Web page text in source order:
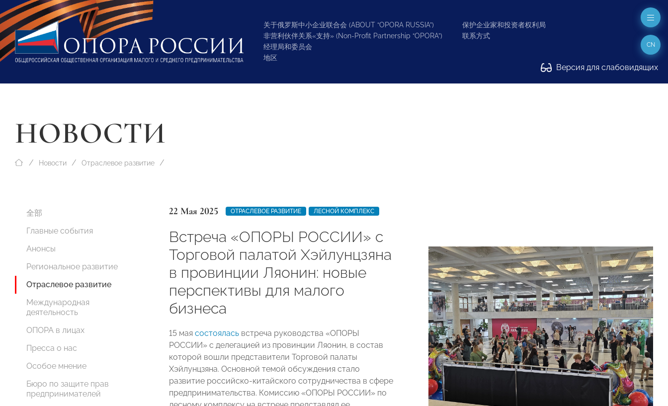
关于俄罗斯中小企业联合会 (ABOUT “OPORA RUSSIA”)
非营利伙伴关系«支持» (Non-Profit Partnership “OPORA”)
经理局和委员会
地区
保护企业家和投资者权利局
联系方式
Версия для слабовидящих
CN
НОВОСТИ
Новости Отраслевое развитие
全部
Главные события
Анонсы
Региональное развитие
Отраслевое развитие
Международная
деятельность
ОПОРА в лицах
Пресса о нас
Особое мнение
Бюро по защите прав
предпринимателей
22 Мая 2025 ОТРАСЛЕВОЕ РАЗВИТИЕ ЛЕСНОЙ КОМПЛЕКС
Встреча «ОПОРЫ РОССИИ» с
Торговой палатой Хэйлунцзяна
в провинции Ляонин: новые
перспективы для малого
бизнеса
15 мая состоялась встреча руководства «ОПОРЫ
РОССИИ» с делегацией из провинции Ляонин, в состав
которой вошли представители Торговой палаты
Хэйлунцзяна. Основной темой обсуждения стало
развитие российско-китайского сотрудничества в сфере
предпринимательства. Комиссию «ОПОРЫ РОССИИ» по